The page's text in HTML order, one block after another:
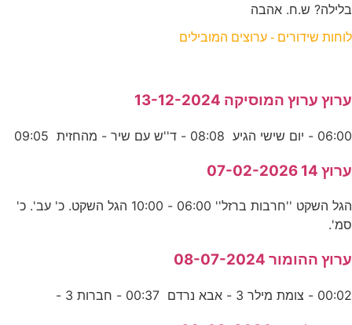
בלילה? ש.ח. אהבה
לוחות שידורים - ערוצים המובילים
ערוץ ערוץ המוסיקה 13-12-2024
06:00 - יום שישי הגיע 08:08 - ד''ש עם שיר - מהחזית 09:05
ערוץ 14 07-02-2026
הגל השקט ''חרבות ברזל'' 06:00 - 10:00 הגל השקט. כ' עב'. כ'
סמ'.
ערוץ ההומור 08-07-2024
00:02 - צומת מילר 3 - אבא נרדם 00:37 - חברות 3 -